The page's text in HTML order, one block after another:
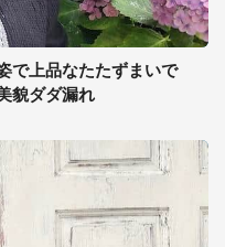
で上品なたたずまいで
貌ダダ漏れ